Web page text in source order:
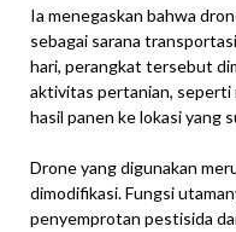
Ia menegaskan bahwa
sebagai sarana
hari, perangkat tersebut
aktivitas pertanian, seperti
hasil panen ke lokasi yang
Drone yang digunakan
dimodifikasi. Fungsi
penyemprotan pestisida